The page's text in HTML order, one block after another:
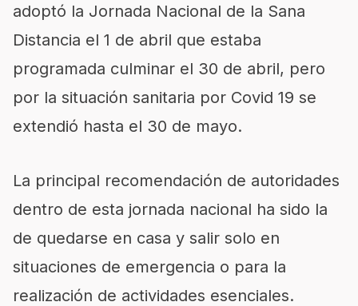
adoptó la Jornada Nacional de la Sana
Distancia el 1 de abril que estaba
programada culminar el 30 de abril, pero
por la situación sanitaria por Covid 19 se
extendió hasta el 30 de mayo.
La principal recomendación de autoridades
dentro de esta jornada nacional ha sido la
de quedarse en casa y salir solo en
situaciones de emergencia o para la
realización de actividades esenciales.